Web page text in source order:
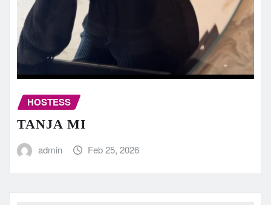
HOSTESS
TANJA MI
admin Feb 25, 2026